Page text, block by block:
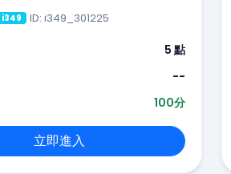
i349 ID: i349_301225
5 點
--
100分
立即進入